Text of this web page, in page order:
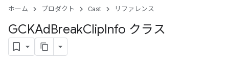
ホーム プロダクト Cast リファレンス
GCKAdBreakClipInfo クラス